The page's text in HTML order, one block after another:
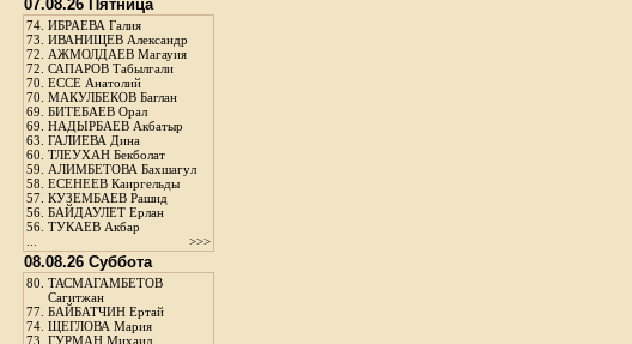
07.08.26 Пятница
74. ИБРАЕВА Галия
73. ИВАНИЩЕВ Александр
72. АЖМОЛДАЕВ Магауия
72. САПАРОВ Табылгали
70. ЕССЕ Анатолий
70. МАКУЛБЕКОВ Баглан
69. БИТЕБАЕВ Орал
69. НАДЫРБАЕВ Акбатыр
63. ГАЛИЕВА Дина
60. ТЛЕУХАН Бекболат
59. АЛИМБЕТОВА Бахшагул
58. ЕСЕНЕЕВ Каиргельды
57. КУЗЕМБАЕВ Рашид
56. БАЙДАУЛЕТ Ерлан
56. ТУКАЕВ Акбар
>>>
08.08.26 Суббота
80. ТАСМАГАМБЕТОВ
Сагитжан
77. БАЙБАТЧИН Ертай
74. ЩЕГЛОВА Мария
73. ГУРМАН Михаил